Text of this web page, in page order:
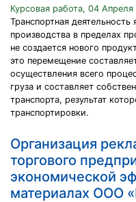
Курсовая работа, 04 Апреля
Транспортная
производства в пределах
не создается нового
это перемещение
осуществления всего
груза и составляет
транспорта, результат
транспортировки.
Организация
торгового
экономической
материалах ООО